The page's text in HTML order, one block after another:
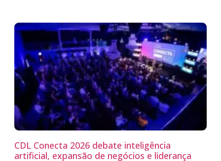
CDL Conecta 2026 debate inteligência
artificial, expansão de negócios e liderança